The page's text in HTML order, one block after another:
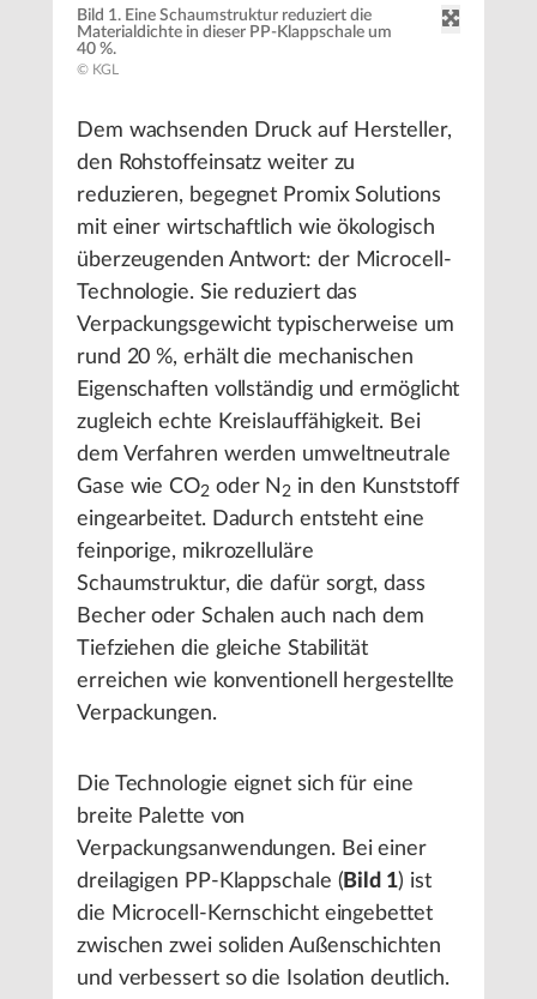
Bild 1. Eine Schaumstruktur reduziert die
Materialdichte in dieser PP-Klappschale um
40 %.
© KGL
Dem wachsenden Druck auf Hersteller,
den Rohstoffeinsatz weiter zu
reduzieren, begegnet Promix Solutions
mit einer wirtschaftlich wie ökologisch
überzeugenden Antwort: der Microcell-
Technologie. Sie reduziert das
Verpackungsgewicht typischerweise um
rund 20 %, erhält die mechanischen
Eigenschaften vollständig und ermöglicht
zugleich echte Kreislauffähigkeit. Bei
dem Verfahren werden umweltneutrale
Gase wie CO2 oder N 2 in den Kunststoff
eingearbeitet. Dadurch entsteht eine
feinporige, mikrozelluläre
Schaumstruktur, die dafür sorgt, dass
Becher oder Schalen auch nach dem
Tiefziehen die gleiche Stabilität
erreichen wie konventionell hergestellte
Verpackungen.
Die Technologie eignet sich für eine
breite Palette von
Verpackungsanwendungen. Bei einer
dreilagigen PP-Klappschale ( Bild 1) ist
die Microcell-Kernschicht eingebettet
zwischen zwei soliden Außenschichten
und verbessert so die Isolation deutlich.